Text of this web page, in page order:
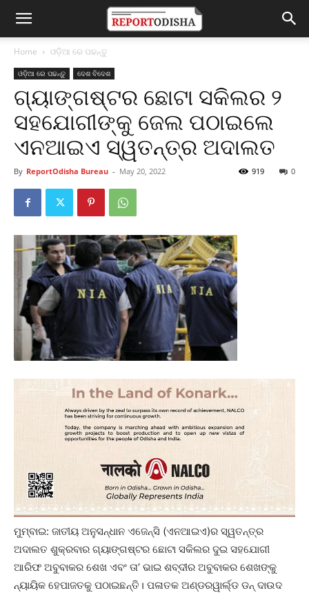
Home ଓଡ଼ିଆ ରେ ପଢନ୍ତୁ
ଓଡ଼ିଆ ରେ ପଢନ୍ତୁ ଦେଶ ବିଦେଶ
ଗ୍ୟାଙ୍ଗଷ୍ଟର ଛୋଟା ସକିଲର ୨
ସହଯୋଗୀଙ୍କୁ ଜେଲ ପଠାଇଲେ
ଏନଆଇଏ ସ୍ୱତନ୍ତ୍ର ଅଦାଲତ
By ReportOdisha Bureau - May 20, 2022 0
919
ମୁମ୍ବାଇ: ଜାତୀୟ ଅନୁସନ୍ଧାନ ଏଜେନ୍‌ସି (ଏନଆଇଏ)ର ସ୍ୱତନ୍ତ୍ର
ଅଦାଲତ ଶୁକ୍ରବାର ଗ୍ୟାଙ୍ଗଷ୍ଟର ଛୋଟା ସକିଲର ଦୁଇ ସହଯୋଗୀ
ଆରିଫ ଅବୁବାକର ଶେଖ ଏବଂ ତା’ ଭାଇ ଶବ୍ଦୀର ଅବୁବାକର ଶେଖଙ୍କୁ
ନ୍ୟାୟିକ ହେପାଜତକୁ ପଠାଇଛନ୍ତି। ପଳାତକ ଅଣ୍ଡରୱାର୍ଲ୍‌ଡ ଡନ୍‌ ଦାଉଦ